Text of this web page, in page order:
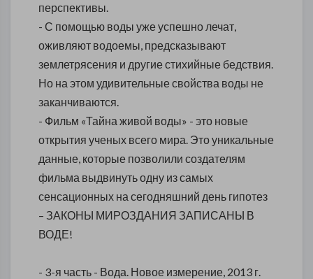
перспективы.
- С помощью воды уже успешно лечат,
оживляют водоемы, предсказывают
землетрясения и другие стихийные бедствия.
Но на этом удивительные свойства воды не
заканчиваются.
- Фильм «Тайна живой воды» - это новые
открытия ученых всего мира. Это уникальные
данные, которые позволили создателям
фильма выдвинуть одну из самых
сенсационных на сегодняшний день гипотез
– ЗАКОНЫ МИРОЗДАНИЯ ЗАПИСАНЫ В
ВОДЕ!
- 3-я часть - Вода. Новое измерение, 2013 г.